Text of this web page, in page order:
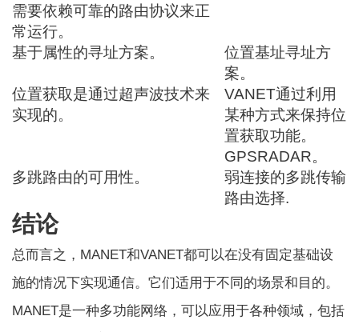
需要依赖可靠的路由协议来正
常运行。
基于属性的寻址方案。
位置基址寻址方
案。
位置获取是通过超声波技术来
实现的。
VANET通过利用
某种方式来保持位
置获取功能。
GPSRADAR。
多跳路由的可用性。
弱连接的多跳传输
路由选择.
结论
总而言之，MANET和VANET都可以在没有固定基础设
施的情况下实现通信。它们适用于不同的场景和目的。
MANET是一种多功能网络，可以应用于各种领域，包括